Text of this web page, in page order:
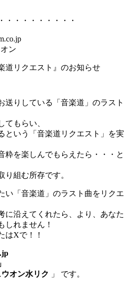
・・・・・・・・・
ン
道リクエスト』のお知らせ
送りしている「音楽道」のラスト
てもらい、
という「音楽道リクエスト」を実
粋を楽しんでもらえたら・・・と
り組む所存です。
い「音楽道」のラスト曲をリクエ
に沿えてくれたら、より、あなた
しれません！
はXで！！
オン水リク 」 です。